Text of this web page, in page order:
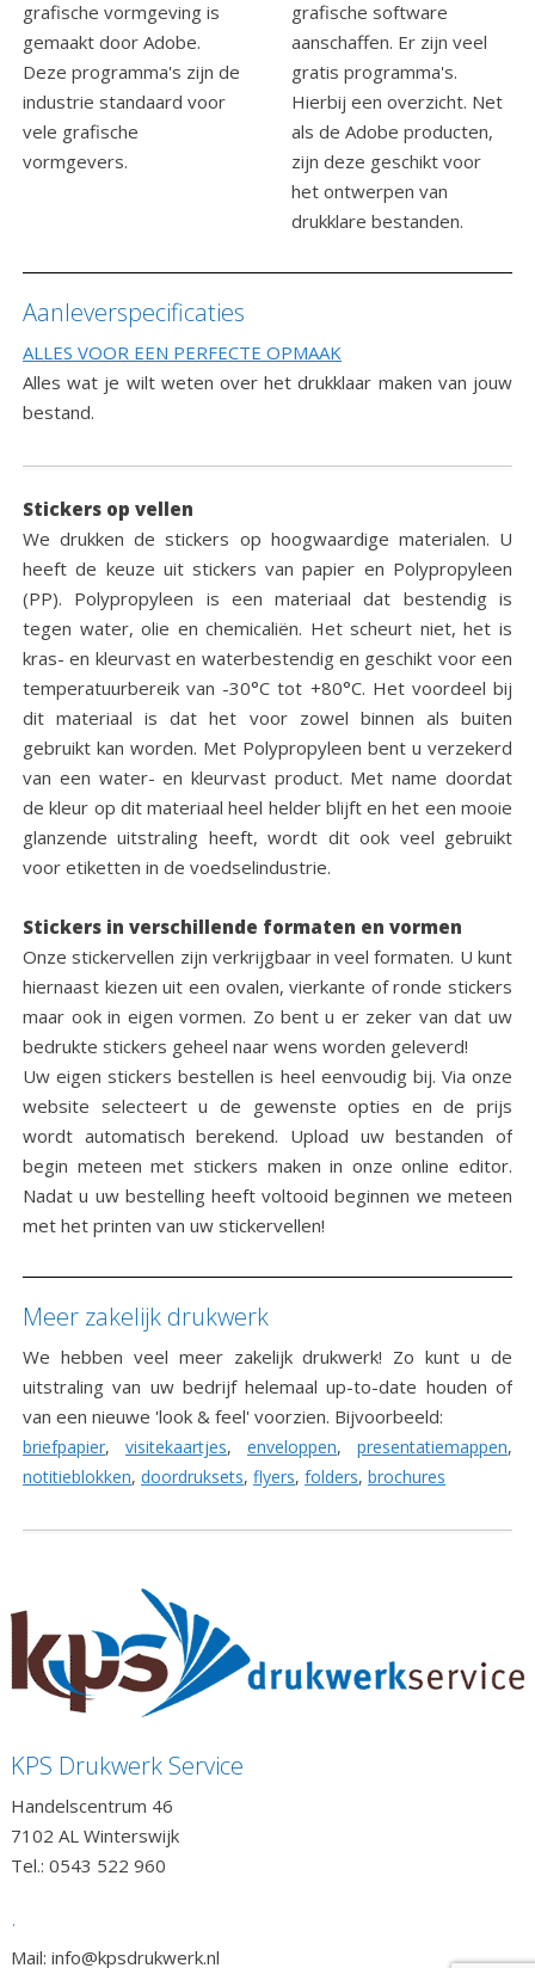
grafische vormgeving is
gemaakt door Adobe.
Deze programma's zijn de
industrie standaard voor
vele grafische
vormgevers.
grafische software
aanschaffen. Er zijn veel
gratis programma's.
Hierbij een overzicht. Net
als de Adobe producten,
zijn deze geschikt voor
het ontwerpen van
drukklare bestanden.
Aanleverspecificaties
ALLES VOOR EEN PERFECTE OPMAAK
Alles wat je wilt weten over het drukklaar maken van jouw
bestand.
Stickers op vellen
We drukken de stickers op hoogwaardige materialen. U
heeft de keuze uit stickers van papier en Polypropyleen
(PP). Polypropyleen is een materiaal dat bestendig is
tegen water, olie en chemicaliën. Het scheurt niet, het is
kras- en kleurvast en waterbestendig en geschikt voor een
temperatuurbereik van -30°C tot +80°C. Het voordeel bij
dit materiaal is dat het voor zowel binnen als buiten
gebruikt kan worden. Met Polypropyleen bent u verzekerd
van een water- en kleurvast product. Met name doordat
de kleur op dit materiaal heel helder blijft en het een mooie
glanzende uitstraling heeft, wordt dit ook veel gebruikt
voor etiketten in de voedselindustrie.
Stickers in verschillende formaten en vormen
Onze stickervellen zijn verkrijgbaar in veel formaten. U kunt
hiernaast kiezen uit een ovalen, vierkante of ronde stickers
maar ook in eigen vormen. Zo bent u er zeker van dat uw
bedrukte stickers geheel naar wens worden geleverd!
Uw eigen stickers bestellen is heel eenvoudig bij. Via onze
website selecteert u de gewenste opties en de prijs
wordt automatisch berekend. Upload uw bestanden of
begin meteen met stickers maken in onze online editor.
Nadat u uw bestelling heeft voltooid beginnen we meteen
met het printen van uw stickervellen!
Meer zakelijk drukwerk
We hebben veel meer zakelijk drukwerk! Zo kunt u de
uitstraling van uw bedrijf helemaal up-to-date houden of
van een nieuwe 'look & feel' voorzien. Bijvoorbeeld:
briefpapier,visitekaartjes, enveloppen, presentatiemappen,
notitieblokken,doordruksets,flyers,folders,brochures
KPS Drukwerk Service
Handelscentrum 46
7102 AL Winterswijk
Tel.: 0543 522 960
.
Mail: info@kpsdrukwerk.nl